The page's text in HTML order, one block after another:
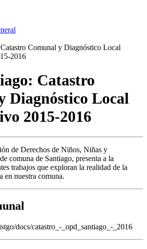
Comunal y Diagnóstico Local
2016
Catastro
Diagnóstico Local
2015-2016
de Derechos de Niños, Niñas y
comuna de Santiago, presenta a la
trabajos que exploran la realidad de la
en nuestra comuna.
docs/catastro_-_opd_santiago_-_2016